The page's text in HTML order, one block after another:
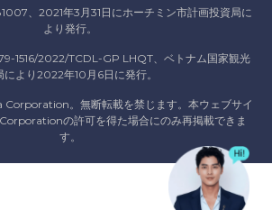
、2021年3月31日にホーチミン市計画投資局に
より発行。
1516/2022/TCDL-GP LHQT、ベトナム国家観光
により2022年10月6日に発行。
。無断転載を禁じます。本ウェブサイ
の許可を得た場合にのみ再掲載できま
す。